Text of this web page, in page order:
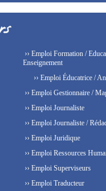
›› Emploi Formation /
Enseignement
›› Emploi Éducatrice /
›› Emploi Gestionnaire /
›› Emploi Journaliste
›› Emploi Journaliste /
›› Emploi Juridique
›› Emploi Ressources
›› Emploi Superviseurs
›› Emploi Traducteur